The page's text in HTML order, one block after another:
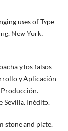
uses of Type
New York:
y los falsos
y Aplicación
Producción.
Sevilla. Inédito.
stone and plate.